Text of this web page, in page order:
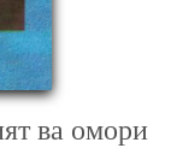
ва омори